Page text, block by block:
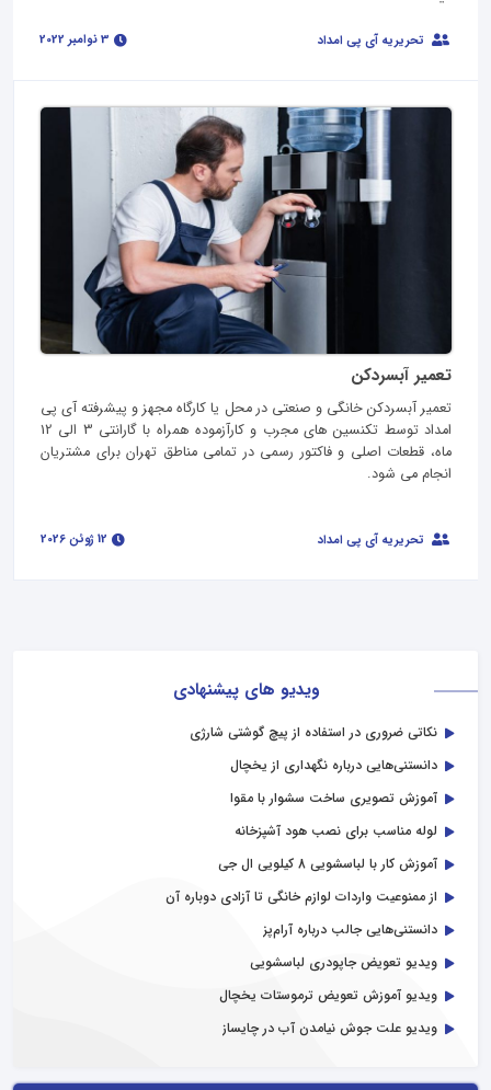
ویدیو های پیشنهادی
نکاتی ضروری در استفاده از پیچ گوشتی شارژی
دانستنی‌هایی درباره نگهداری از یخچال
آموزش تصویری ساخت سشوار با مقوا
لوله مناسب برای نصب هود آشپزخانه
آموزش کار با لباسشویی 8 کیلویی ال جی
از ممنوعیت واردات لوازم خانگی تا آزادی دوباره آن
دانستنی‌هایی جالب درباره آرام‌پز
ویدیو تعویض جاپودری لباسشویی
ویدیو آموزش تعویض ترموستات یخچال
ویدیو علت جوش نیامدن آب در چایساز
تحریریه آی پی امداد
تعمیر آبسردکن
تعمیر آبسردکن خانگی و صنعتی در محل یا کارگاه مجهز و پیشرفته آی پی
امداد توسط تکنسین های مجرب و کارآزموده همراه با گارانتی 3 الی 12
ماه، قطعات اصلی و فاکتور رسمی در تمامی مناطق تهران برای مشتریان
انجام می شود.
تحریریه آی پی امداد